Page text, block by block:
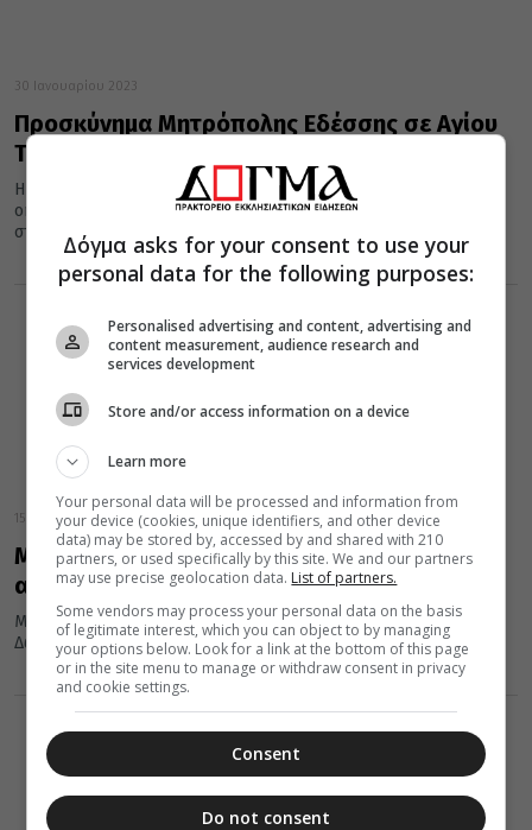
30 Ιανουαρίου 2023
Προσκύνημα Μητρόπολης Εδέσσης σε Αγίου
Τόπους και Σινά
Η Μητρόπολης Εδέσσης, Πέλλης και Αλμωπίας διοργανώνει
οκταήμερη προσκυνηματική εκδρομή στους Αγίους Τόπους και
στο Σινά, από 17 έως...
15 Νοεμβρίου 2022
Μητρόπολη Σύρου: Προσκυνηματική
αποδημία στους Αγίους Τόπους και το Σινά
Με την ευλογία του Μητροπολίτου Σύρου & Μυκόνου κ.
Δωροθέου Β’ και την ηγεσία του Ηγουμένου της Ιεράς Μονής...
Δόγμα asks for your consent to use your
personal data for the following purposes:
Personalised advertising and content, advertising and
content measurement, audience research and
services development
Store and/or access information on a device
Learn more
Your personal data will be processed and information from
your device (cookies, unique identifiers, and other device
data) may be stored by, accessed by and shared with 210
partners, or used specifically by this site. We and our partners
may use precise geolocation data. List of partners.
Some vendors may process your personal data on the basis
of legitimate interest, which you can object to by managing
your options below. Look for a link at the bottom of this page
or in the site menu to manage or withdraw consent in privacy
and cookie settings.
Consent
Do not consent